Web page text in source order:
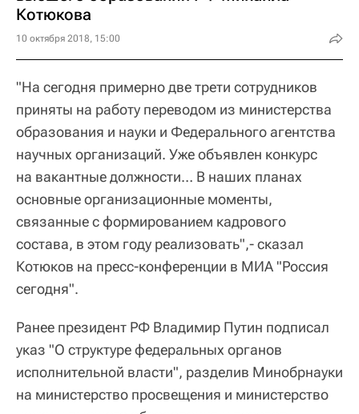
Котюкова
10 октября 2018, 15:00
"На сегодня примерно две трети сотрудников
приняты на работу переводом из министерства
образования и науки и Федерального агентства
научных организаций. Уже объявлен конкурс
на вакантные должности… В наших планах
основные организационные моменты,
связанные с формированием кадрового
состава, в этом году реализовать",- сказал
Котюков на пресс-конференции в МИА "Россия
сегодня".
Ранее президент РФ Владимир Путин подписал
указ "О структуре федеральных органов
исполнительной власти", разделив Минобрнауки
на министерство просвещения и министерство